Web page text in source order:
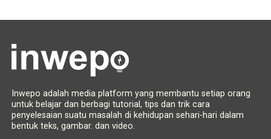
Inwepo adalah media platform yang membantu setiap orang
untuk belajar dan berbagi tutorial, tips dan trik cara
penyelesaian suatu masalah di kehidupan sehari-hari dalam
bentuk teks, gambar. dan video.